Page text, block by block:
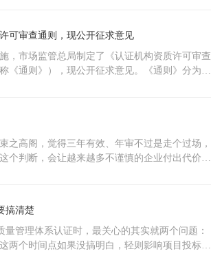
，等业务再大一点、等客户提要求、等真正遇到
本特征——真正需要它的时候，往往已经没有时
加工、农副产品类企业，甲方追问的是食品安
链条风险预防HACCP——生产过程关键点控制，
，按需下注每增加一项认证，就要花咨询费、
是年底突击补记录应付检查。最后，送各位一句
先问自己三个问题——标书里明确要求哪些资
？未来三年要进的市场，卡脖子的是哪套标准？
量。三、压缩时间的代价，多数人扛不住机构如
择性跳过场所，一旦被抽查，处罚明确且唯一：
应：撤销之日起一年内不能重新申请；期满后体
核员都要对审核计划负责。正因为没人敢敷
真实性添砖加瓦。投标要这张证，是因为甲方需
如果你的证经不起倒查，拿着它投标就是给自己
任何地方都能查到并信任这张证书。不带标，
那到底该怎么选？其实不用太纠结，记住一个原
么判断：第一，如果你要投标，尤其是国企、政
看出你的管理体系建设是扎实的、经得起推敲
哪怕是内部规范管理，带标也不亏。有人觉
但实际想想：带标不仅能满足内部管理需求，还
虑不带标。 最后提醒两点：第一，无论带不带
委官网有备案。这是底线，也是合法性根基。第
市场上，带标和不带标的价格差异并没有想象中
可审查通则，现公开征求意见
，市场监管总局制定了《认证机构资质许可审查
《通则》），现公开征求意见。《通则》分为总
实施，统一审批标准和工作程序，市场监管总局
则（征求意见稿）》，现向社会公开征求意见，
。公众可通过以下途径和方式反馈意见：一、登
寄至北京市海淀区马甸东路9号市场监管总局认
并在信封上注明“《认证机构资质许可审查通则
：1.《认证机构资质许可审查通则（征求意见
之高阁，觉得三年有效、年审不过是走个过场，
个判断，会让越来越多不谨慎的企业付出代价。
；续审工作须 提前3至6个月 启动，确保流程按
后撤销。撤销即作废，无法申请恢复，企业只能
的是，因企业自身原因导致证书被撤销的，自撤
搞清楚
量管理体系认证时，最关心的其实就两个问题：
两个时间点如果没搞明白，轻则影响项目投标进